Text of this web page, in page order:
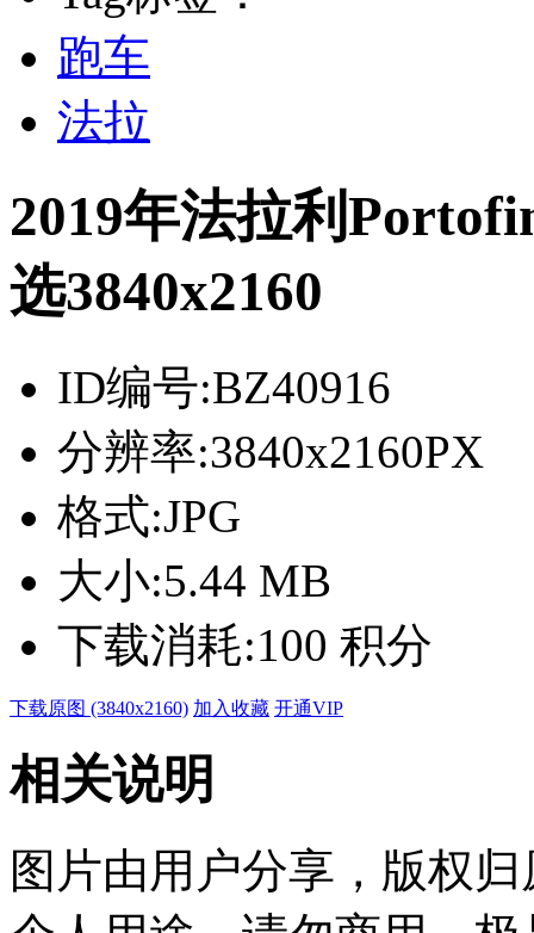
跑车
法拉
2019年法拉利
选3840x2160
ID编号:BZ40916
分辨率:3840x2160PX
格式:JPG
大小:5.44 MB
下载消耗:100 积分
下载原图 (3840x2160) 加入收藏 开通VIP
相关说明
图片由用户分享，版权